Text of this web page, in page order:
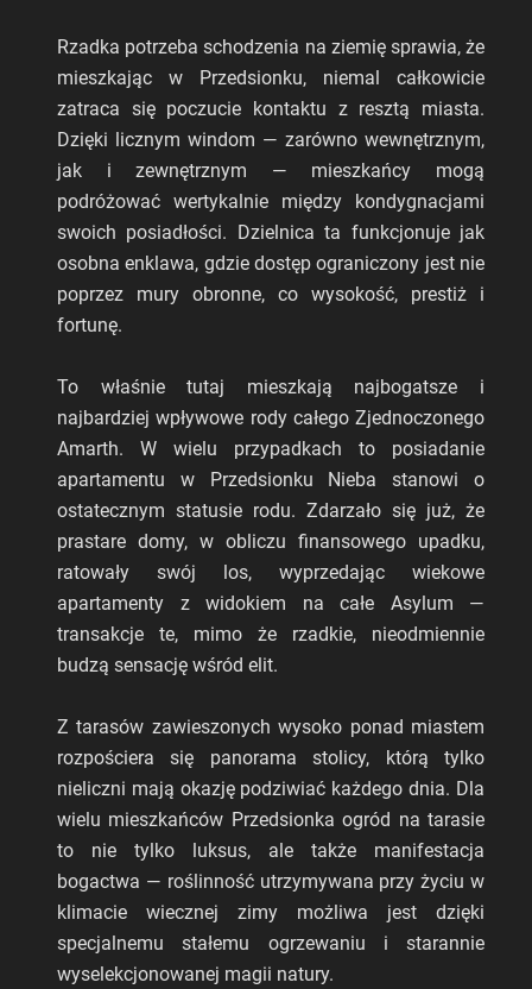
Rzadka potrzeba schodzenia na ziemię sprawia, że
mieszkając w Przedsionku, niemal całkowicie
zatraca się poczucie kontaktu z resztą miasta.
Dzięki licznym windom — zarówno wewnętrznym,
jak i zewnętrznym — mieszkańcy mogą
podróżować wertykalnie między kondygnacjami
swoich posiadłości. Dzielnica ta funkcjonuje jak
osobna enklawa, gdzie dostęp ograniczony jest nie
poprzez mury obronne, co wysokość, prestiż i
fortunę.
To właśnie tutaj mieszkają najbogatsze i
najbardziej wpływowe rody całego Zjednoczonego
Amarth. W wielu przypadkach to posiadanie
apartamentu w Przedsionku Nieba stanowi o
ostatecznym statusie rodu. Zdarzało się już, że
prastare domy, w obliczu finansowego upadku,
ratowały swój los, wyprzedając wiekowe
apartamenty z widokiem na całe Asylum —
transakcje te, mimo że rzadkie, nieodmiennie
budzą sensację wśród elit.
Z tarasów zawieszonych wysoko ponad miastem
rozpościera się panorama stolicy, którą tylko
nieliczni mają okazję podziwiać każdego dnia. Dla
wielu mieszkańców Przedsionka ogród na tarasie
to nie tylko luksus, ale także manifestacja
bogactwa — roślinność utrzymywana przy życiu w
klimacie wiecznej zimy możliwa jest dzięki
specjalnemu stałemu ogrzewaniu i starannie
wyselekcjonowanej magii natury.